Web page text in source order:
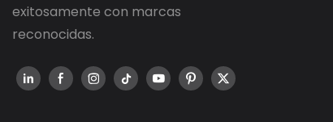
exitosamente con marcas
reconocidas.